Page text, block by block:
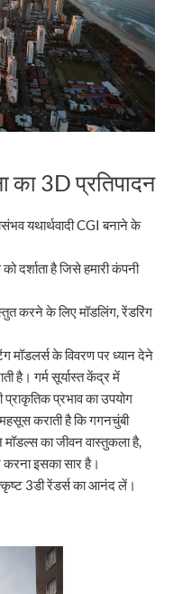
का 3D प्रतिपादन
यथार्थवादी CGI बनाने के
दर्शाता है जिसे हमारी कंपनी
करने के लिए मॉडलिंग, रेंडरिंग
मॉडलर्स के विवरण पर ध्यान देने
है। गर्म सूर्यास्त केंद्र में
प्राकृतिक प्रभाव का उपयोग
कराती है कि गगनचुंबी
का जीवन वास्तुकला है,
करना इसका सार है।
3डी रेंडर्स का आनंद लें।